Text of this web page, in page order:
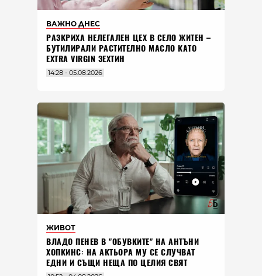
ВАЖНО ДНЕС
РАЗКРИХА НЕЛЕГАЛЕН ЦЕХ В СЕЛО ЖИТЕН –
БУТИЛИРАЛИ РАСТИТЕЛНО МАСЛО КАТО
EXTRA VIRGIN ЗЕХТИН
14:28 - 05.08.2026
ЖИВОТ
ВЛАДO ПЕНЕВ В "ОБУВКИТЕ" НА АНТЪНИ
ХОПКИНС: НА АКТЬОРА МУ СЕ СЛУЧВАТ
ЕДНИ И СЪЩИ НЕЩА ПО ЦЕЛИЯ СВЯТ